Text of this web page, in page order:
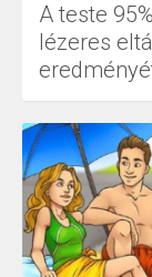
A teste
lézeres